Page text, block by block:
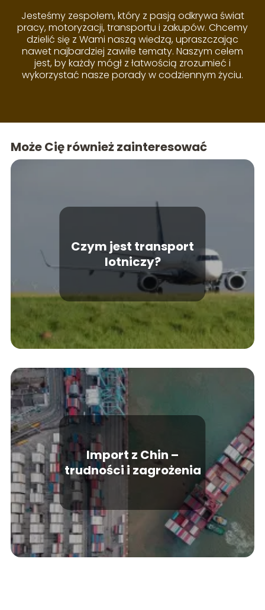
Jesteśmy zespołem, który z pasją odkrywa świat
pracy, motoryzacji, transportu i zakupów. Chcemy
dzielić się z Wami naszą wiedzą, upraszczając
nawet najbardziej zawiłe tematy. Naszym celem
jest, by każdy mógł z łatwością zrozumieć i
wykorzystać nasze porady w codziennym życiu.
Może Cię również zainteresować
Czym jest transport
lotniczy?
Import z Chin –
trudności i zagrożenia